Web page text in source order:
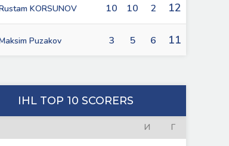
KORSUNOV 10 10 2 12
Puzakov 3 5 6 11
IHL TOP 10 SCORERS
И Г